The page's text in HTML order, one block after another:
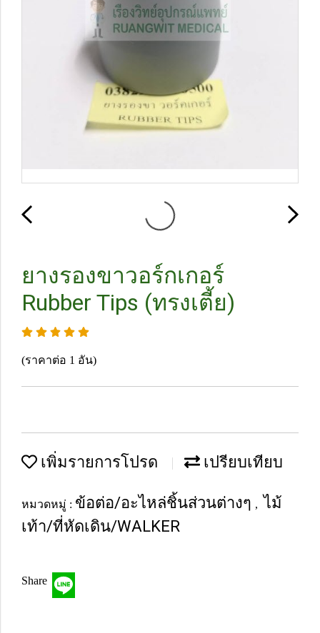
ยางรองขาวอร์กเกอร์
Rubber Tips (ทรงเตี้ย)
(ราคาต่อ 1 อัน)
เพิ่มรายการโปรด เปรียบเทียบ
หมวดหมู่ : ข้อต่อ/อะไหล่ชิ้นส่วนต่างๆ , ไม้
เท้า/ที่หัดเดิน/WALKER
Share